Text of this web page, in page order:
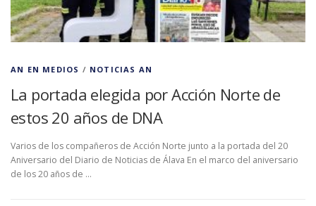
AN EN MEDIOS / NOTICIAS AN
La portada elegida por Acción Norte de
estos 20 años de DNA
Varios de los compañeros de Acción Norte junto a la portada del 20
Aniversario del Diario de Noticias de Álava En el marco del aniversario
de los 20 años de …